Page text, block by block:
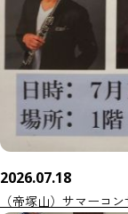
2026.07.18
（帝塚山）サマーコ